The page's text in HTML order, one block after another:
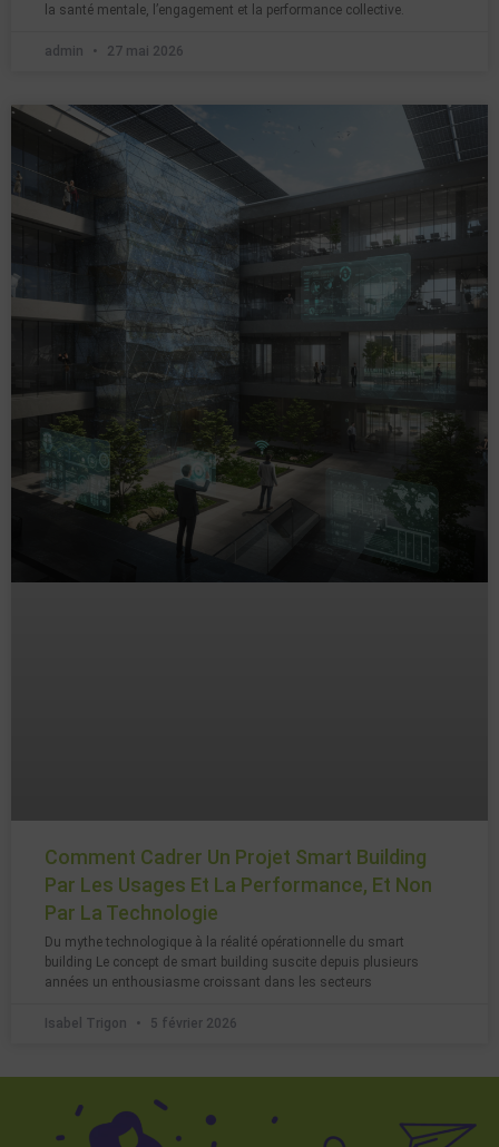
la santé mentale, l’engagement et la performance collective.
admin 27 mai 2026
Comment Cadrer Un Projet Smart Building
Par Les Usages Et La Performance, Et Non
Par La Technologie
Du mythe technologique à la réalité opérationnelle du smart
building Le concept de smart building suscite depuis plusieurs
années un enthousiasme croissant dans les secteurs
Isabel Trigon 5 février 2026